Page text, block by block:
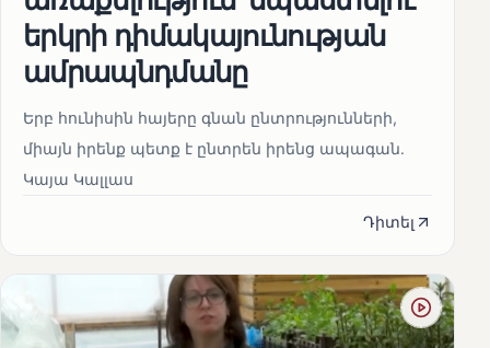
երկրի դիմակայունության
ամրապնդմանը
Երբ հունիսին հայերը գնան ընտրությունների,
միայն իրենք պետք է ընտրեն իրենց ապագան.
Կայա Կալլաս
Դիտել